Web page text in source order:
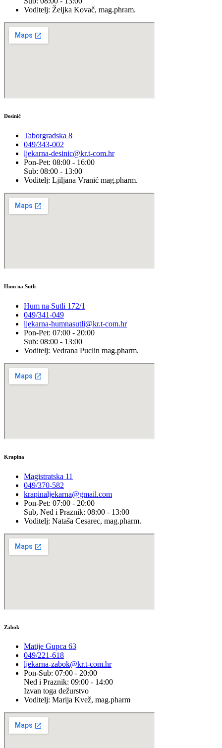
Voditelj: Željka Kovač, mag.phram.
Desinić
Taborgradska 8
049/343-002
ljekarna-desinic@kr.t-com.hr
Pon-Pet: 08:00 - 16:00
Sub: 08:00 - 13:00
Voditelj: Ljiljana Vranić mag.pharm.
Hum na Sutli
Hum na Sutli 172/1
049/341-049
ljekarna-humnasutli@kr.t-com.hr
Pon-Pet: 07:00 - 20:00
Sub: 08:00 - 13:00
Voditelj: Vedrana Puclin mag.pharm.
Krapina
Magistratska 11
049/370-582
krapinaljekarna@gmail.com
Pon-Pet: 07:00 - 20:00
Sub, Ned i Praznik: 08:00 - 13:00
Voditelj: Nataša Cesarec, mag.pharm.
Zabok
Matije Gupca 63
049/221-618
ljekarna-zabok@kr.t-com.hr
Pon-Sub: 07:00 - 20:00
Ned i Praznik: 09:00 - 14:00
Izvan toga dežurstvo
Voditelj: Marija Kvež, mag.pharm